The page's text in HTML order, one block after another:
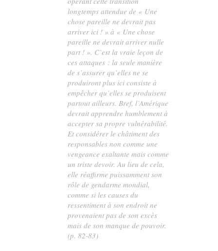
longtemps attendue de « Une
chose pareille ne devrait pas
arriver ici ! » à « Une chose
pareille ne devrait arrivernulle
part ! ». C’est la vraie leçon de
ces attaques : la seule manière
de s’assurer qu’elles ne se
produiront plus ici consiste à
empêcher qu’elles se produisent
partout ailleurs. Bref, l’Amérique
devrait apprendre humblement à
accepter sa propre vulnérabilité.
Et considérer le châtiment des
responsables non comme une
vengeance exaltante mais comme
un triste devoir. Au lieu de cela,
elle réaffirme puissamment son
rôle de gendarme mondial,
comme si les causes du
ressentiment à son endroit ne
provenaient pas de son excès
mais de son manque de pouvoir.
(p. 82-83)